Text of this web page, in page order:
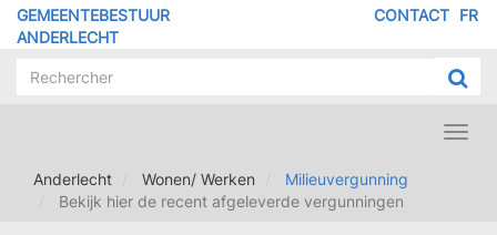
Overslaan
GEMEENTEBESTUUR
ANDERLECHT
FR
CONTACT
Anderlecht
Wonen/ Werken
Milieuvergunning
Bekijk hier de recent afgeleverde vergunningen